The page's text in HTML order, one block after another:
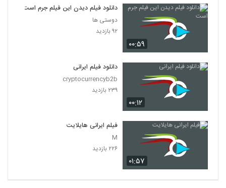
۰۰:۵۹
دانلود فیلم دیدن این فیلم جرم است
دوستی ها
۹۲ بازدید
۰۰:۱۲
دانلود فیلم ایرانی
cryptocurrencyb2b
۲۳۹ بازدید
۰۱:۵۷
فیلم ایرانی هایلایت
M
۲۲۶ بازدید